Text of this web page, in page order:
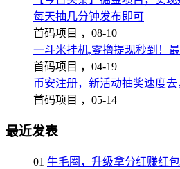
每天抽几分钟发布即可
首码项目 ， 08-10
一斗米挂机,零撸提现秒到！
首码项目 ， 04-19
币安注册，新活动抽奖速度
首码项目 ， 05-14
最近发表
01 牛毛圈，升级拿分红赚红包